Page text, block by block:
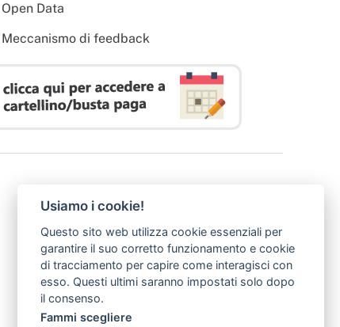
Open Data
Meccanismo di feedback
Usiamo i cookie!
Questo sito web utilizza cookie essenziali per
garantire il suo corretto funzionamento e cookie
di tracciamento per capire come interagisci con
esso. Questi ultimi saranno impostati solo dopo
il consenso.
Fammi scegliere